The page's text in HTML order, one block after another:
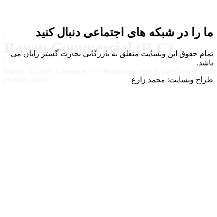
Rayan Commercial (R.C)
ما را در شبکه های اجتماعی دنبال کنید
تمام حقوق این وبسایت متعلق به بازرگانی تجارت گستر رایان می
باشد.
طراح وبسایت: محمد زارع